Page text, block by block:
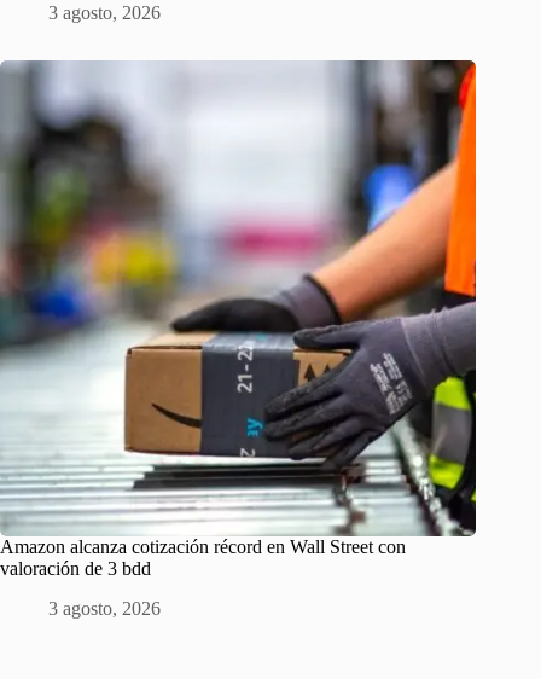
3 agosto, 2026
Amazon alcanza cotización récord en Wall Street con
valoración de 3 bdd
3 agosto, 2026